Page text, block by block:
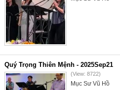
Quý Trọng Thiên Mệnh - 2025Sep21
(View: 8722)
Mục Sư Vũ Hồ